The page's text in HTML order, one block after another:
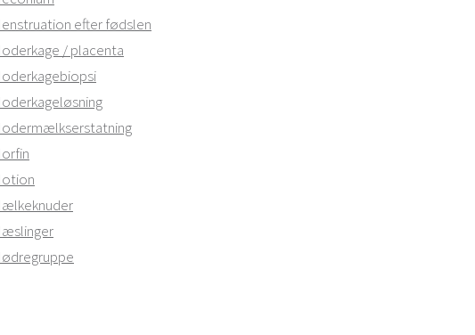
efter fødslen
/ placenta